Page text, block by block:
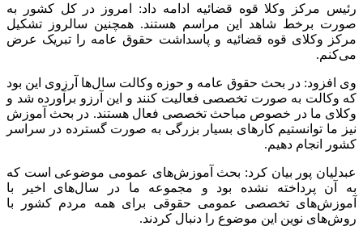
رئیس مرکز وکلا قوه قضائیه ادامه داد: امروز در کل کشور به
صورت برخط شاهد این مراسم هستند. همچنین سالروز تشکیل
مرکز وکلای قوه قضائیه و پاسداشت حقوق عامه را تبریک عرض
می‌کنم.
وی افزود: در بحث حقوق عامه و حوزه وکالت سال‌ها آرزوی این بود
که وکالت به صورت تخصصی فعالیت کنند و این آرزو برآورده شد و
وکلای ما در خصوص مباحث تخصصی فعال هستند. در بحث آموزش
نیز ما توانستیم کارهای بسیار بزرگی به صورت گسترده در سراسر
کشور انجام دهیم.
عبدلیان پور بیان کرد: بحث آموزش‌های عمومی موضوعی است که
به آن پرداخته نشده بود و مجموعه ما در سال‌های اخیر با
آموزش‌های تخصصی عمومی حقوقی برای همه مردم کشور با
روش‌های نوین این موضوع را دنبال کردند.